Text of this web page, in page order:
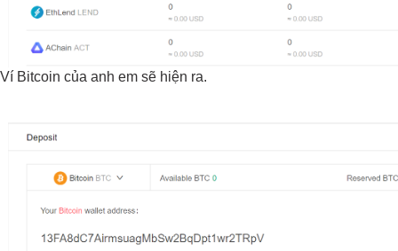
Ví Bitcoin của anh em sẽ hiện ra.